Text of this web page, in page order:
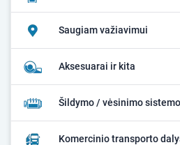
Saugiam važiavimui
Aksesuarai ir kita
Šildymo / vėsinimo
Komercinio transporto